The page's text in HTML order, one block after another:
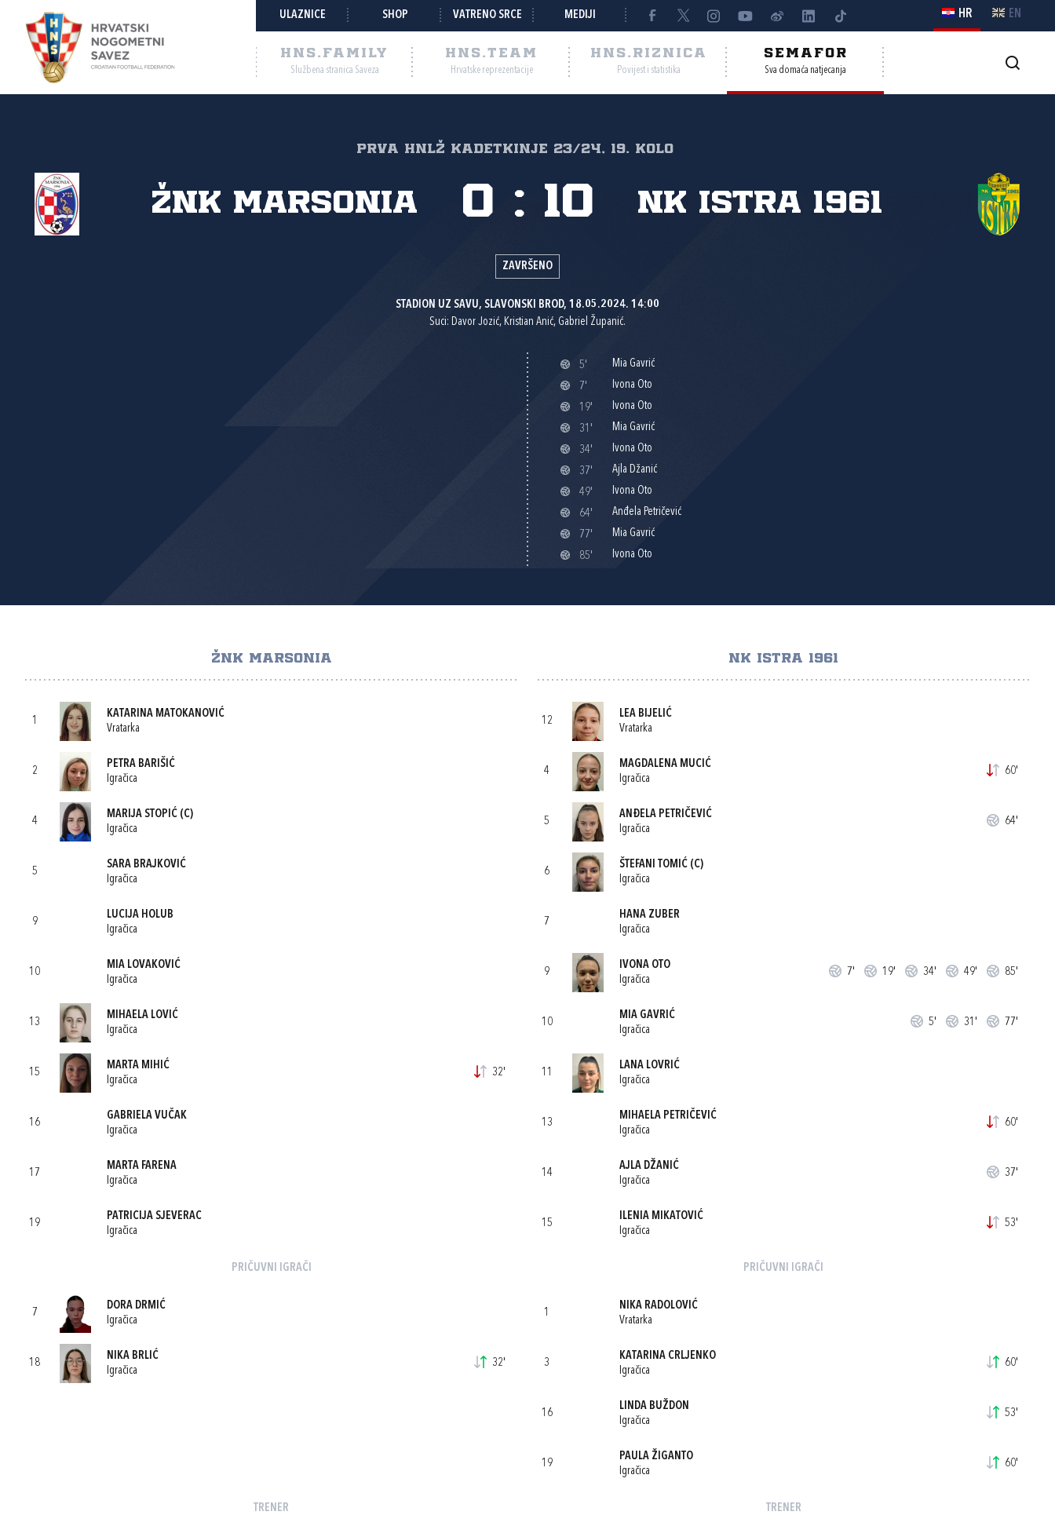
ULAZNICE SHOP VATRENO SRCE MEDIJI HR EN
HNS.FAMILY
Službena stranica Saveza
HNS.TEAM
Hrvatske reprezentacije
HNS.RIZNICA
Povijest i statistika
SEMAFOR
Sva domaća natjecanja
Prva HNLŽ kadetkinje 23/24, 19. kolo
ŽNK Marsonia NK Istra 1961
0 : 10
ZAVRŠENO
STADION UZ SAVU, SLAVONSKI BROD, 18.05.2024. 14:00
Suci: Davor Jozić, Kristian Anić, Gabriel Županić.
5'
Mia Gavrić
7'
Ivona Oto
19'
Ivona Oto
31'
Mia Gavrić
34'
Ivona Oto
37'
Ajla Džanić
49'
Ivona Oto
64'
Anđela Petričević
77'
Mia Gavrić
85'
Ivona Oto
ŽNK MARSONIA
1
KATARINA MATOKANOVIĆ
Vratarka
2
PETRA BARIŠIĆ
Igračica
4
MARIJA STOPIĆ (C)
Igračica
5
SARA BRAJKOVIĆ
Igračica
9
LUCIJA HOLUB
Igračica
10
MIA LOVAKOVIĆ
Igračica
13
MIHAELA LOVIĆ
Igračica
15
MARTA MIHIĆ
Igračica
32'
16
GABRIELA VUČAK
Igračica
17
MARTA FARENA
Igračica
19
PATRICIJA SJEVERAC
Igračica
PRIČUVNI IGRAČI
7
DORA DRMIĆ
Igračica
18
NIKA BRLIĆ
Igračica
32'
TRENER
NK ISTRA 1961
12
LEA BIJELIĆ
Vratarka
4
MAGDALENA MUCIĆ
Igračica
60'
5
ANĐELA PETRIČEVIĆ
Igračica
64'
6
ŠTEFANI TOMIĆ(C)
Igračica
7
HANA ZUBER
Igračica
9
IVONA OTO
Igračica
7' 19' 34' 49' 85'
10
MIA GAVRIĆ
Igračica
5' 31' 77'
11
LANA LOVRIĆ
Igračica
13
MIHAELA PETRIČEVIĆ
Igračica
60'
14
AJLA DŽANIĆ
Igračica
37'
15
ILENIA MIKATOVIĆ
Igračica
53'
PRIČUVNI IGRAČI
1
NIKA RADOLOVIĆ
Vratarka
3
KATARINA CRLJENKO
Igračica
60'
16
LINDA BUŽDON
Igračica
53'
19
PAULA ŽIGANTO
Igračica
60'
TRENER